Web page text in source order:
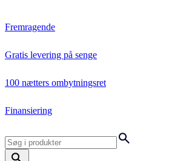
Fremragende
Gratis levering på senge
100 nætters ombytningsret
Finansiering